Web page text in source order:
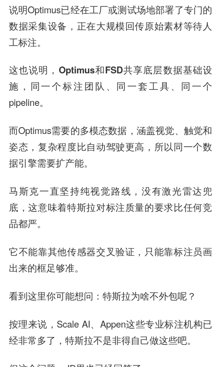
说明Optimus已经在工厂或测试场地部署了专门的
数据采集设备，正在大规模回传原始素材等待人
工标注。
这也说明， Optimus和FSD共享底层数据基础设
施 ，同一个标注团队、同一套工具、同一个
pipeline。
而Optimus需要的多模态数据，涵盖视觉、触觉和
姿态，复杂程度比自动驾驶更高，所以同一个数
据引擎需要扩产能。
马斯克一直坚持纯视觉路线，没有激光雷达兜
底，这意味着特斯拉对标注质量的要求比任何竞
品都严。
它不能靠其他传感器交叉验证，只能靠标注员画
出来的框足够准。
看到这里你可能想问：特斯拉为啥不外包呢？
按理来说，Scale AI、Appen这些专业标注机构已
经非常多了，特斯拉不是非得自己做这些吧。